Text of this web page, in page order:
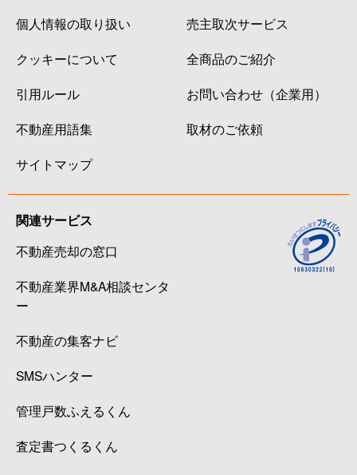
個人情報の取り扱い
クッキーについて
引用ルール
不動産用語集
サイトマップ
売主取次サービス
全商品のご紹介
お問い合わせ（企業用）
取材のご依頼
関連サービス
不動産売却の窓口
不動産業界M&A相談センタ
ー
不動産の集客ナビ
SMSハンター
管理戸数ふえるくん
査定書つくるくん